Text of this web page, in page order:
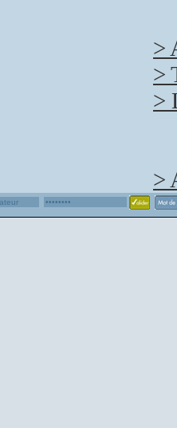
>
>
>
>